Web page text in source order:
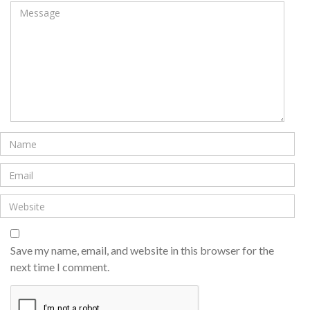
Save my name, email, and website in this browser for the
next time I comment.